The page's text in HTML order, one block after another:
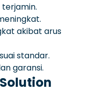
akibat arus
standar.
garansi.